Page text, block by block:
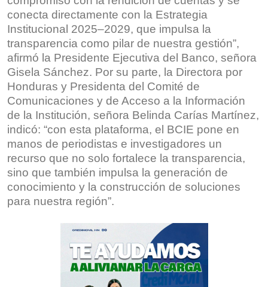
conecta directamente con la Estrategia
Institucional 2025–2029, que impulsa la
transparencia como pilar de nuestra gestión”,
afirmó la Presidente Ejecutiva del Banco, señora
Gisela Sánchez. Por su parte, la Directora por
Honduras y Presidenta del Comité de
Comunicaciones y de Acceso a la Información
de la Institución, señora Belinda Carías Martínez,
indicó: “con esta plataforma, el BCIE pone en
manos de periodistas e investigadores un
recurso que no solo fortalece la transparencia,
sino que también impulsa la generación de
conocimiento y la construcción de soluciones
para nuestra región”.